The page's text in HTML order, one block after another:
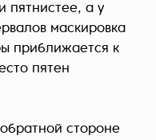
пятнистее, а у
маскировка
приближается к
пятен
стороне